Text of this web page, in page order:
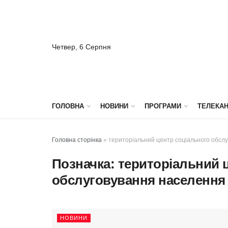
Четвер, 6 Серпня
ГОЛОВНА НОВИНИ ПРОГРАМИ
Головна сторінка » територіальний центр соціального
Позначка: територіальний
обслуговування населення
НОВИНИ